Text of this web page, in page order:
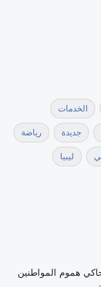
الخدمات
جديدة رياضة
ليبيا
هموم المواطنين